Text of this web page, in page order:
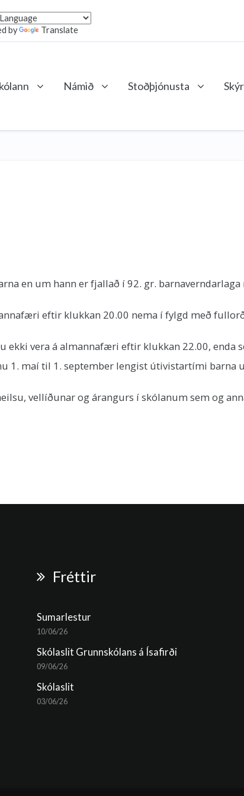
by
Translate
Námið Stoðþjónusta
en um hann er fjallað í 92. gr. barnaverndarlaga
eftir klukkan 20.00 nema í fylgd með
ekki vera á almannafæri eftir klukkan 22.00, enda
1. maí til 1. september lengist útivistartími
vellíðunar og árangurs í skólanum sem og
Fréttir
Sumarlestur
10/06/26
Skólaslit Grunnskólans á Ísafirði
09/06/26
Skólaslit
03/06/26